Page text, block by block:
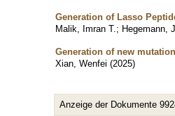
Generation of Lasso
Malik, Imran T. ; Hegemann,
Generation of new
Xian, Wenfei (2025)
Anzeige der Dokumente